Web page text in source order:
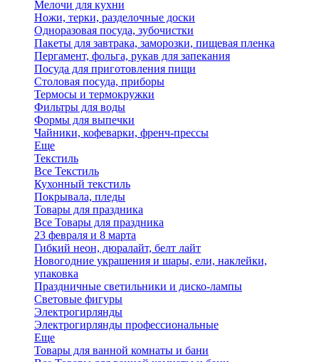
Мелочи для кухни
Ножи, терки, разделочные доски
Одноразовая посуда, зубочистки
Пакеты для завтрака, заморозки, пищевая пленка
Пергамент, фольга, рукав для запекания
Посуда для приготовления пищи
Столовая посуда, приборы
Термосы и термокружки
Фильтры для воды
Формы для выпечки
Чайники, кофеварки, френч-прессы
Еще
Текстиль
Все Текстиль
Кухонный текстиль
Покрывала, пледы
Товары для праздника
Все Товары для праздника
23 февраля и 8 марта
Гибкий неон, дюралайт, белт лайт
Новогодние украшения и шары, ели, наклейки,
упаковка
Праздничные светильники и диско-лампы
Световые фигуры
Электрогирлянды
Электрогирлянды профессиональные
Еще
Товары для ванной комнаты и бани